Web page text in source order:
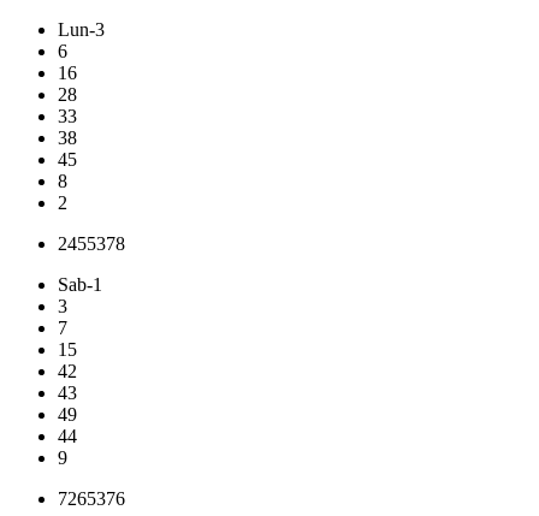
Lun-3
6
16
28
33
38
45
8
2
2455378
Sab-1
3
7
15
42
43
49
44
9
7265376